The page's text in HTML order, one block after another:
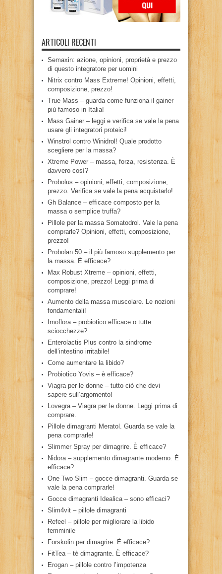
ARTICOLI RECENTI
Semaxin: azione, opinioni, proprietà e prezzo
di questo integratore per uomini
Nitrix contro Mass Extreme! Opinioni, effetti,
composizione, prezzo!
True Mass – guarda come funziona il gainer
più famoso in Italia!
Mass Gainer – leggi e verifica se vale la pena
usare gli integratori proteici!
Winstrol contro Winidrol! Quale prodotto
scegliere per la massa?
Xtreme Power – massa, forza, resistenza. È
davvero così?
Probolus – opinioni, effetti, composizione,
prezzo. Verifica se vale la pena acquistarlo!
Gh Balance – efficace composto per la
massa o semplice truffa?
Pillole per la massa Somatodrol. Vale la pena
comprarle? Opinioni, effetti, composizione,
prezzo!
Probolan 50 – il più famoso supplemento per
la massa. È efficace?
Max Robust Xtreme – opinioni, effetti,
composizione, prezzo! Leggi prima di
comprare!
Aumento della massa muscolare. Le nozioni
fondamentali!
Imoflora – probiotico efficace o tutte
sciocchezze?
Enterolactis Plus contro la sindrome
dell’intestino irritabile!
Come aumentare la libido?
Probiotico Yovis – è efficace?
Viagra per le donne – tutto ciò che devi
sapere sull’argomento!
Lovegra – Viagra per le donne. Leggi prima di
comprare.
Pillole dimagranti Meratol. Guarda se vale la
pena comprarle!
Slimmer Spray per dimagrire. È efficace?
Nidora – supplemento dimagrante moderno. È
efficace?
One Two Slim – gocce dimagranti. Guarda se
vale la pena comprarle!
Gocce dimagranti Idealica – sono efficaci?
Slim4vit – pillole dimagranti
Refeel – pillole per migliorare la libido
femminile
Forskolin per dimagrire. È efficace?
FitTea – tè dimagrante. È efficace?
Erogan – pillole contro l’impotenza